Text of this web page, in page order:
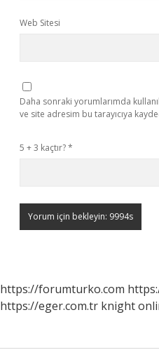
Web Sitesi
Daha sonraki yorumlarımda
ve site adresim bu tarayıcıya
5 + 3 kaçtır?*
https://forumturko.com
https://eger.com.tr knight